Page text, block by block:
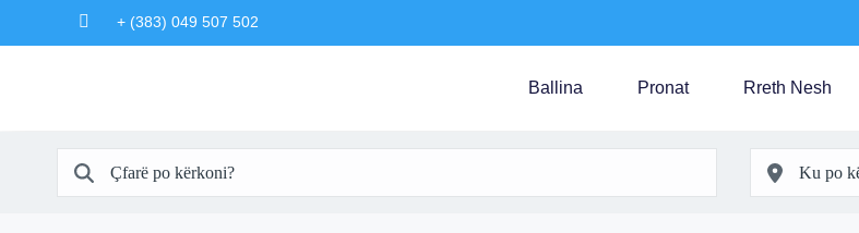
+ (383) 049 507 502
Ballina Pronat Rreth Nesh